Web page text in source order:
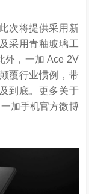
次将提供采用新
采用青釉玻璃工
外，一加 Ace 2V
覆行业惯例，带
到底。更多关于
加手机官方微博